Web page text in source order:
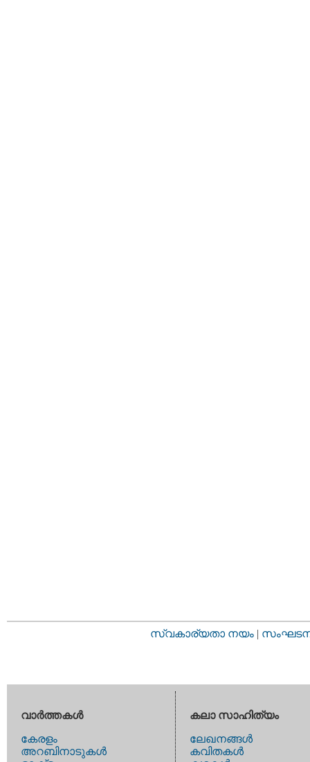
സ്വകാര്യതാ നയം |
വാര്‍ത്തകള്‍
കേരളം
അറബിനാടുകള്‍
കലാ സാഹിത്യം
ലേഖനങ്ങള്‍
കവിതകള്‍